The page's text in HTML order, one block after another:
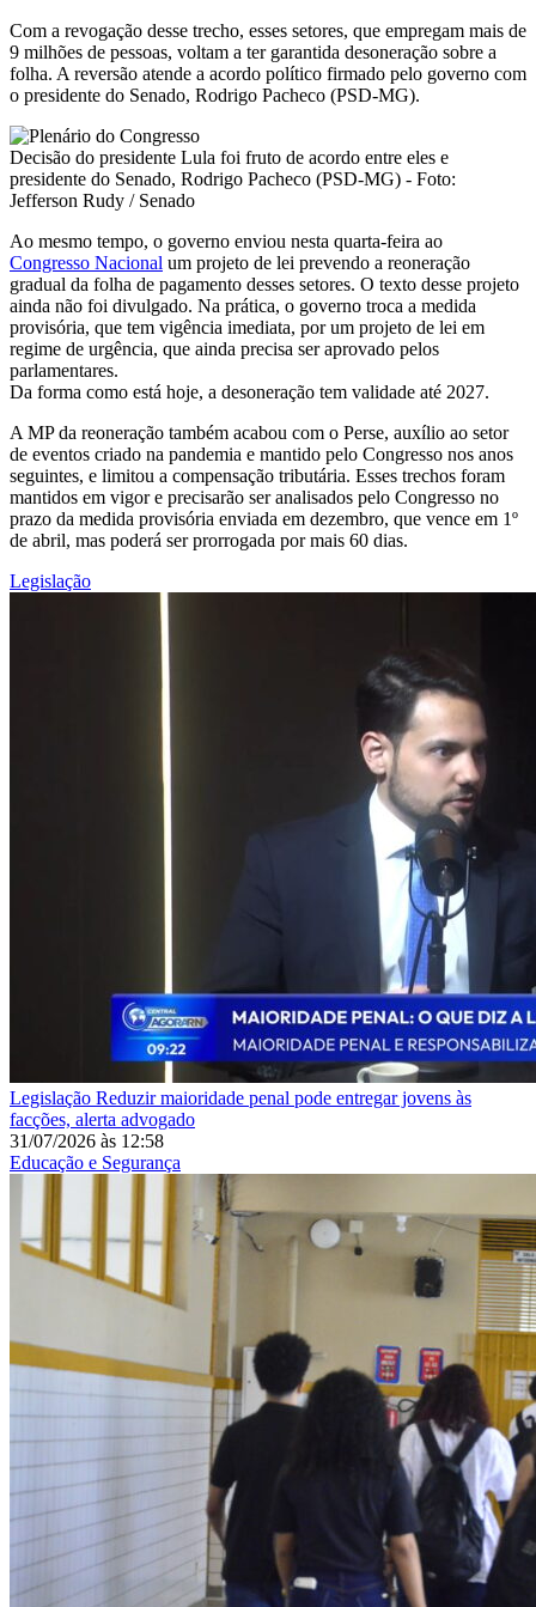
Com a revogação desse trecho, esses setores, que empregam mais de
9 milhões de pessoas, voltam a ter garantida desoneração sobre a
folha. A reversão atende a acordo político firmado pelo governo com
o presidente do Senado, Rodrigo Pacheco (PSD-MG).
Decisão do presidente Lula foi fruto de acordo entre eles e
presidente do Senado, Rodrigo Pacheco (PSD-MG) - Foto:
Jefferson Rudy / Senado
Ao mesmo tempo, o governo enviou nesta quarta-feira ao
Congresso Nacional um projeto de lei prevendo a reoneração
gradual da folha de pagamento desses setores. O texto desse projeto
ainda não foi divulgado. Na prática, o governo troca a medida
provisória, que tem vigência imediata, por um projeto de lei em
regime de urgência, que ainda precisa ser aprovado pelos
parlamentares.
Da forma como está hoje, a desoneração tem validade até 2027.
A MP da reoneração também acabou com o Perse, auxílio ao setor
de eventos criado na pandemia e mantido pelo Congresso nos anos
seguintes, e limitou a compensação tributária. Esses trechos foram
mantidos em vigor e precisarão ser analisados pelo Congresso no
prazo da medida provisória enviada em dezembro, que vence em 1º
de abril, mas poderá ser prorrogada por mais 60 dias.
Legislação
Legislação Reduzir maioridade penal pode entregar jovens às
facções, alerta advogado
31/07/2026 às 12:58
Educação e Segurança